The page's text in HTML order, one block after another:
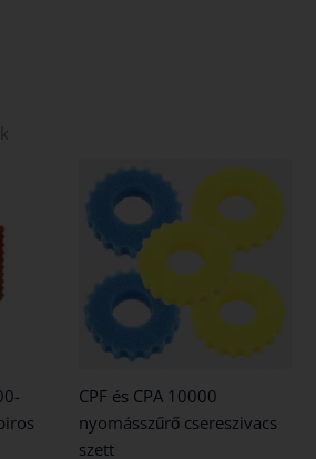
CPF és CPA 10000
nyomásszűrő csereszivacs
szett